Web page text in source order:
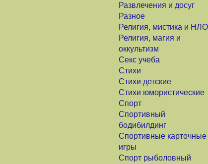
Развлечения и досуг
Разное
Религия, мистика и НЛО
Религия, магия и
оккультизм
Секс учеба
Стихи
Стихи детские
Стихи юмористические
Спорт
Спортивный
бодибилдинг
Спортивные карточные
игры
Спорт рыболовный